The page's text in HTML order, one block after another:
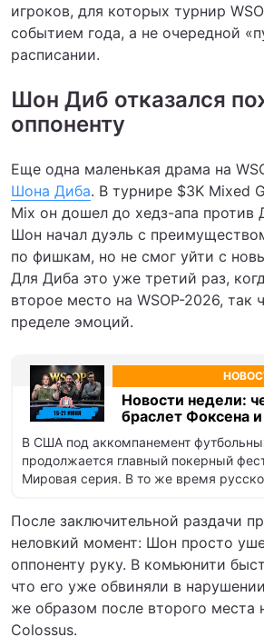
игроков, для которых турнир
событием года, а не очередной
расписании.
Шон Диб отказался
оппоненту
Еще одна маленькая драма на
Шона Диба. В турнире $3K Mixed
Mix он дошел до хедз-апа против
Шон начал дуэль с
по фишкам, но не смог уйти с
Для Диба это уже третий раз,
второе место на WSOP-2026, так
пределе эмоций.
Новости недели:
браслет Фоксена
скандал
В США под аккомпанемент
продолжается главный покерный
Мировая серия. В то же время
запрещенного…
После заключительной раздачи
неловкий момент: Шон просто
оппоненту руку. В комьюнити
что его уже обвиняли в
же образом после второго места
Colossus.